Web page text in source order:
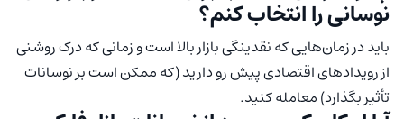
نوسانی را انتخاب کنم؟
باید در زمان‌هایی که نقدینگی بازار بالا است و زمانی که درک روشنی
از رویدادهای اقتصادی پیش رو دارید (که ممکن است بر نوسانات
تأثیر بگذارد) معامله کنید.